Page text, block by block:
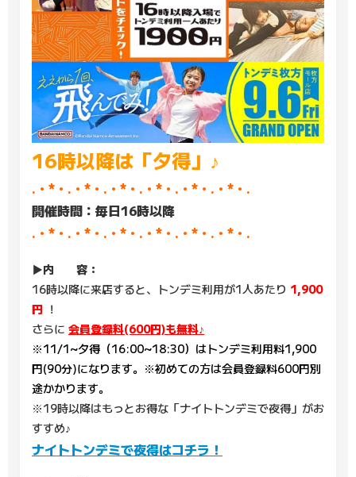
16時以降は「夕得」♪
.・*・.・*・.・*・.・*・.・*・.・*・.
開催時間：毎日16時以降
.・*・.・*・.・*・.・*・.・*・.・*・.
▶内 容：
16時以降に来店すると、トンデミ利用が1人あたり 1,900
円 ！
さらに 会員登録料(600円)も無料♪
※11/1~夕得（16:00~18:30）はトンデミ利用料1,900
円(90分)になります。※初めての方は会員登録料600円別
途かかります。
※19時以降はもっとお得な「ナイトトンデミで夜得」がお
すすめ♪
ナイトトンデミで夜得はコチラ！